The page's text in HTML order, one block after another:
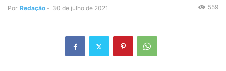
Por Redação - 30 de julho de 2021 559